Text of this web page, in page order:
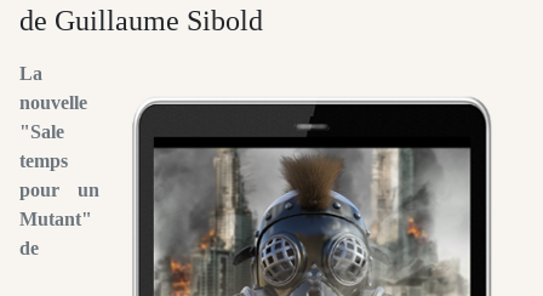
de Guillaume Sibold
La
nouvelle
"Sale
temps
pour un
Mutant"
de